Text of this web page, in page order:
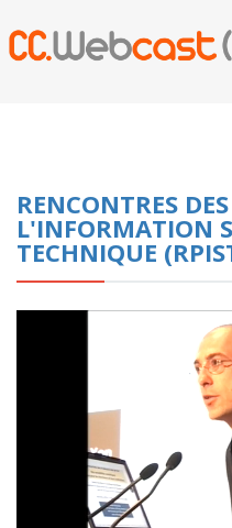
RENCONTRES
L'INFORMATION
TECHNIQUE